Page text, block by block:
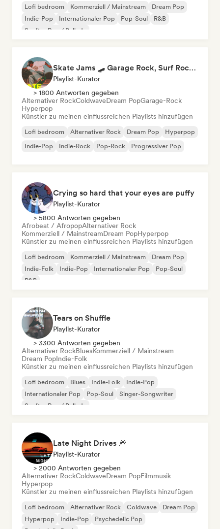
Lofi bedroom Kommerziell / Mainstream
Dream Pop
Indie-Pop
Internationaler Pop Pop-Soul
R&B
Sanfter Pop / Ballade
Skate Jams 🛹 Garage Rock, Surf Rock & Neo-Psych
Playlist-Kurator
> 1800 Antworten gegeben
Alternativer RockColdwaveDream PopGarage-Rock
Hyperpop
Künstler zu meinen einflussreichen Playlists hinzufügen
Lofi bedroom Alternativer Rock Dream Pop
Hyperpop
Indie-Pop
Indie-Rock Pop-Rock Progressiver Pop
Crying so hard that your eyes are puffy
Playlist-Kurator
> 5800 Antworten gegeben
Afrobeat / AfropopAlternativer Rock
Kommerziell / MainstreamDream PopHyperpop
Künstler zu meinen einflussreichen Playlists hinzufügen
Lofi bedroom Kommerziell / Mainstream
Dream Pop
Indie-Folk
Indie-Pop Internationaler Pop
Pop-Soul
R&B
Tears on Shuffle
Playlist-Kurator
> 3300 Antworten gegeben
Alternativer RockBluesKommerziell / Mainstream
Dream PopIndie-Folk
Künstler zu meinen einflussreichen Playlists hinzufügen
Lofi bedroom Blues Indie-Folk
Indie-Pop
Internationaler Pop
Pop-Soul
Singer-Songwriter
Sanfter Pop / Ballade
Late Night Drives 🎆
Playlist-Kurator
> 2000 Antworten gegeben
Alternativer RockColdwaveDream PopFilmmusik
Hyperpop
Künstler zu meinen einflussreichen Playlists hinzufügen
Lofi bedroom Alternativer Rock Coldwave
Dream Pop
Hyperpop
Indie-Pop
Psychedelic Pop